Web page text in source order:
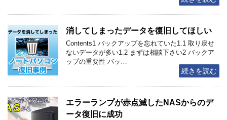
消してしまったデータを復旧してほしい
Contents1 バックアップを忘れていた1.1 取り戻せ
ないデータが多い1.2 まずは相談下さい2 バックア
ップの重要性 バッ…
続きを読む
エラーランプが赤点滅したNASからのデ
ータ復旧に成功